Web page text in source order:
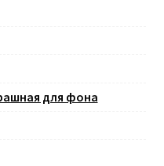
для фона